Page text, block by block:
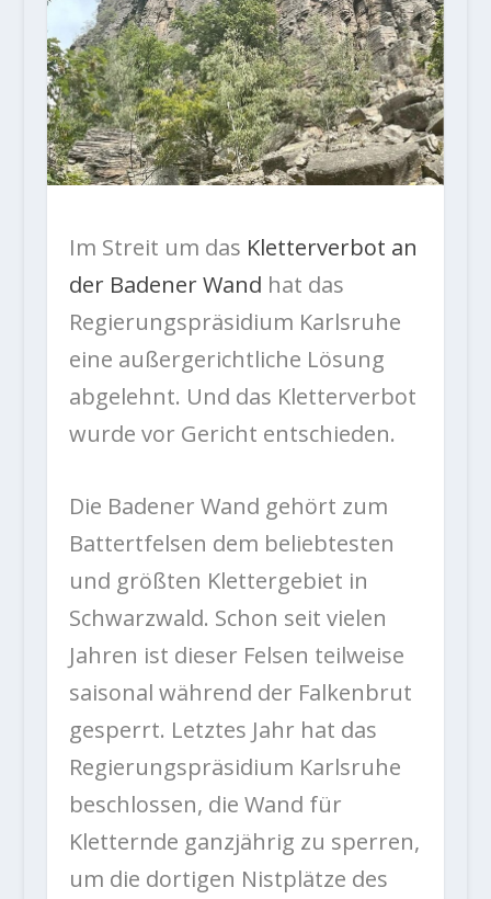
Im Streit um das Kletterverbot an
der Badener Wand hat das
Regierungspräsidium Karlsruhe
eine außergerichtliche Lösung
abgelehnt. Und das Kletterverbot
wurde vor Gericht entschieden.
Die Badener Wand gehört zum
Battertfelsen dem beliebtesten
und größten Klettergebiet in
Schwarzwald. Schon seit vielen
Jahren ist dieser Felsen teilweise
saisonal während der Falkenbrut
gesperrt. Letztes Jahr hat das
Regierungspräsidium Karlsruhe
beschlossen, die Wand für
Kletternde ganzjährig zu sperren,
um die dortigen Nistplätze des